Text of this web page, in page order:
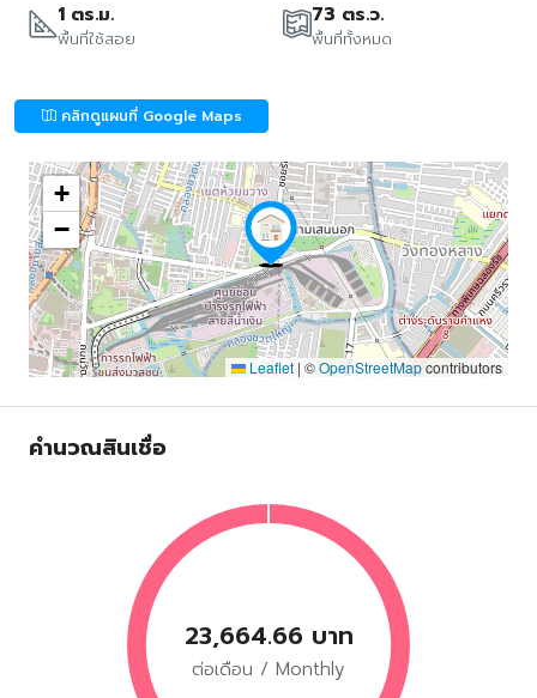
1 ตร.ม.
พื้นที่ใช้สอย
73 ตร.ว.
พื้นที่ทั้งหมด
คลิกดูแผนที่ Google Maps
+
−
Leaflet | ©OpenStreetMapcontributors
คำนวณสินเชื่อ
23,664.66 บาท
ต่อเดือน / Monthly